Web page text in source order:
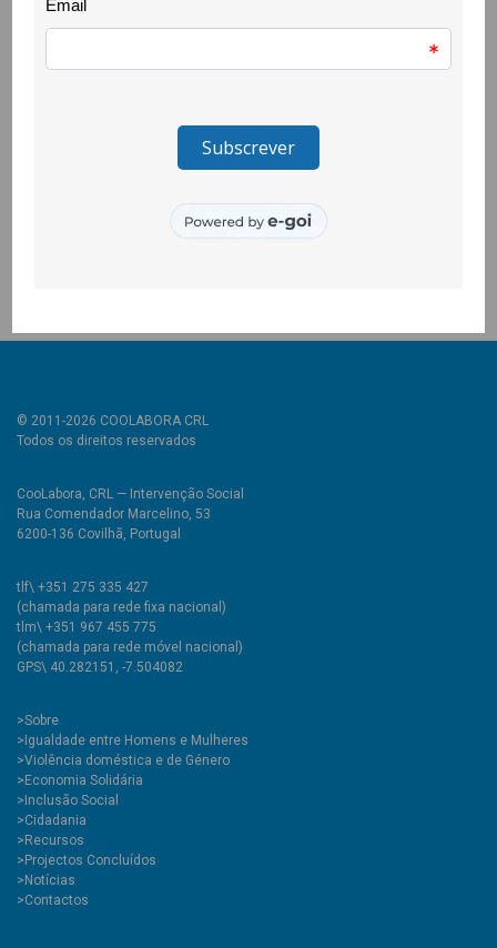
A CooLabora encerrou as actividades que assinalam o Dia
Internacional das Mulheres com um suplemento no Jornal do
Comunicação Social como Aline Flor, Dulce Gabriel, Gina
Almeida, Nuno Francisco, Sara de Melo Rocha, Sónia de Sá e
© 2011-2026 COOLABORA CRL
Todos os direitos reservados
CooLabora, CRL — Intervenção Social
Rua Comendador Marcelino, 53
6200-136 Covilhã, Portugal
tlf\ +351 275 335 427
(chamada para rede fixa nacional)
tlm\ +351 967 455 775
(chamada para rede móvel nacional)
GPS\ 40.282151, -7.504082
>Sobre
>Igualdade entre Homens e Mulheres
>Violência doméstica e de Género
>Economia Solidária
>Inclusão Social
>Cidadania
>Recursos
>Projectos Concluídos
>Notícias
>Contactos